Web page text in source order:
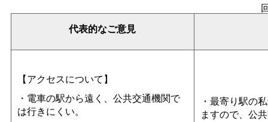
代表的なご意見
【アクセスについて】
・電車の駅から遠く、公共交通機関で
は行きにくい。
・最寄り駅の
ますので、公